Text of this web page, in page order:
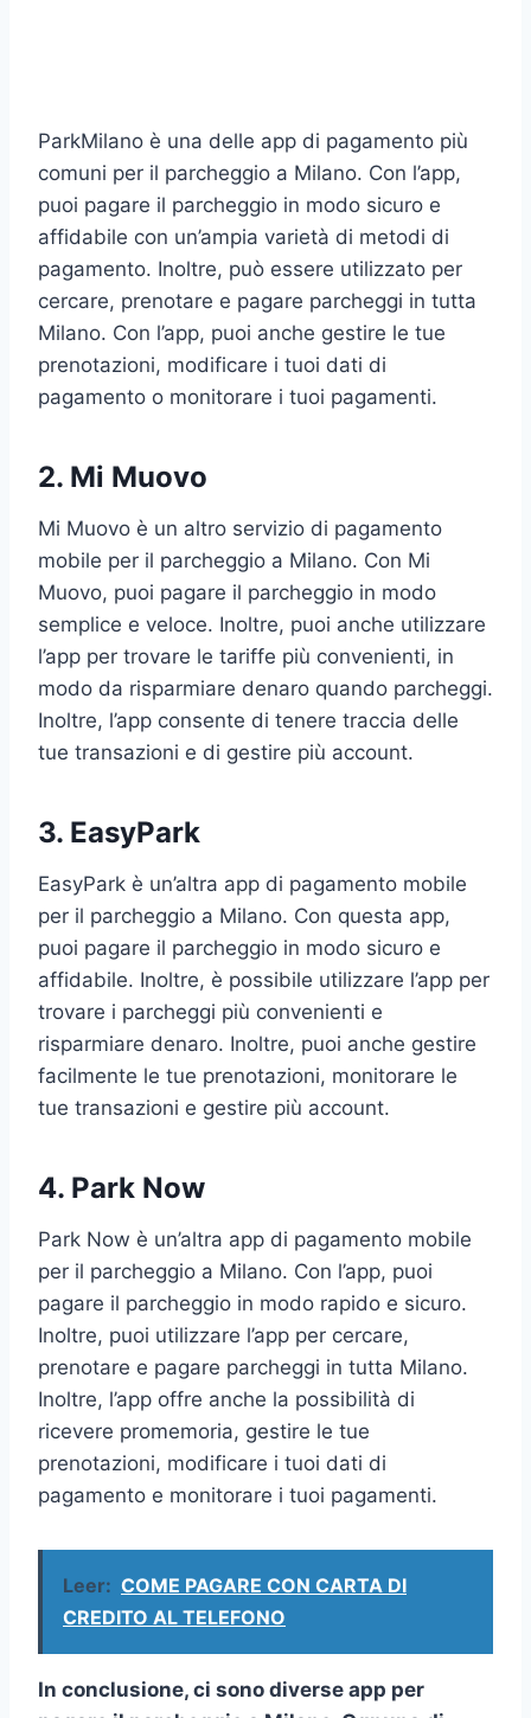
ParkMilano è una delle app di pagamento più
comuni per il parcheggio a Milano. Con l’app,
puoi pagare il parcheggio in modo sicuro e
affidabile con un’ampia varietà di metodi di
pagamento. Inoltre, può essere utilizzato per
cercare, prenotare e pagare parcheggi in tutta
Milano. Con l’app, puoi anche gestire le tue
prenotazioni, modificare i tuoi dati di
pagamento o monitorare i tuoi pagamenti.
2. Mi Muovo
Mi Muovo è un altro servizio di pagamento
mobile per il parcheggio a Milano. Con Mi
Muovo, puoi pagare il parcheggio in modo
semplice e veloce. Inoltre, puoi anche utilizzare
l’app per trovare le tariffe più convenienti, in
modo da risparmiare denaro quando parcheggi.
Inoltre, l’app consente di tenere traccia delle
tue transazioni e di gestire più account.
3. EasyPark
EasyPark è un’altra app di pagamento mobile
per il parcheggio a Milano. Con questa app,
puoi pagare il parcheggio in modo sicuro e
affidabile. Inoltre, è possibile utilizzare l’app per
trovare i parcheggi più convenienti e
risparmiare denaro. Inoltre, puoi anche gestire
facilmente le tue prenotazioni, monitorare le
tue transazioni e gestire più account.
4. Park Now
Park Now è un’altra app di pagamento mobile
per il parcheggio a Milano. Con l’app, puoi
pagare il parcheggio in modo rapido e sicuro.
Inoltre, puoi utilizzare l’app per cercare,
prenotare e pagare parcheggi in tutta Milano.
Inoltre, l’app offre anche la possibilità di
ricevere promemoria, gestire le tue
prenotazioni, modificare i tuoi dati di
pagamento e monitorare i tuoi pagamenti.
Leer: COME PAGARE CON CARTA DI
CREDITO AL TELEFONO
In conclusione, ci sono diverse app per